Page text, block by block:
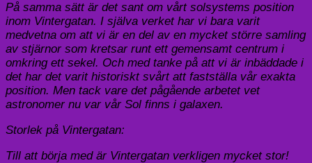
På samma sätt är det sant om vårt solsystems position
inom Vintergatan. I själva verket har vi bara varit
medvetna om att vi är en del av en mycket större samling
av stjärnor som kretsar runt ett gemensamt centrum i
omkring ett sekel. Och med tanke på att vi är inbäddade i
det har det varit historiskt svårt att fastställa vår exakta
position. Men tack vare det pågående arbetet vet
astronomer nu var vår Sol finns i galaxen.
Storlek på Vintergatan:
Till att börja med är Vintergatan verkligen mycket stor!